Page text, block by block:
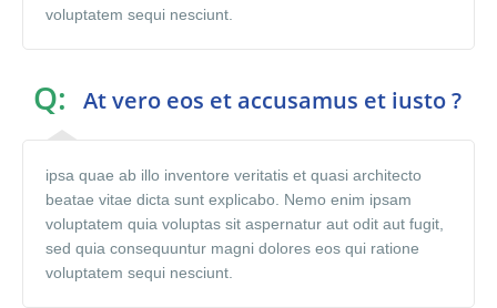
voluptatem sequi nesciunt.
Q: At vero eos et accusamus et iusto ?
ipsa quae ab illo inventore veritatis et quasi architecto
beatae vitae dicta sunt explicabo. Nemo enim ipsam
voluptatem quia voluptas sit aspernatur aut odit aut fugit,
sed quia consequuntur magni dolores eos qui ratione
voluptatem sequi nesciunt.